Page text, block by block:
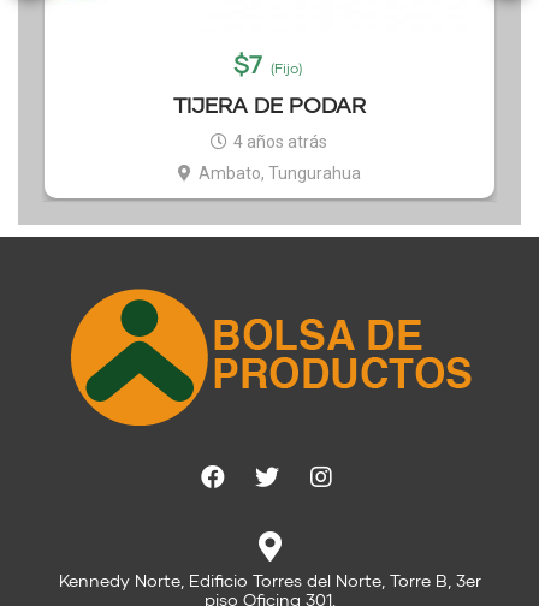
$7 (Fijo)
TIJERA DE PODAR
4 años atrás
Ambato, Tungurahua
Kennedy Norte, Edificio Torres del Norte, Torre B, 3er
piso Oficina 301.